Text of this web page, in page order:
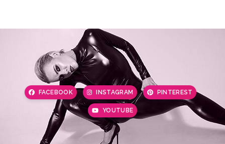
FACEBOOK INSTAGRAM PINTEREST
YOUTUBE